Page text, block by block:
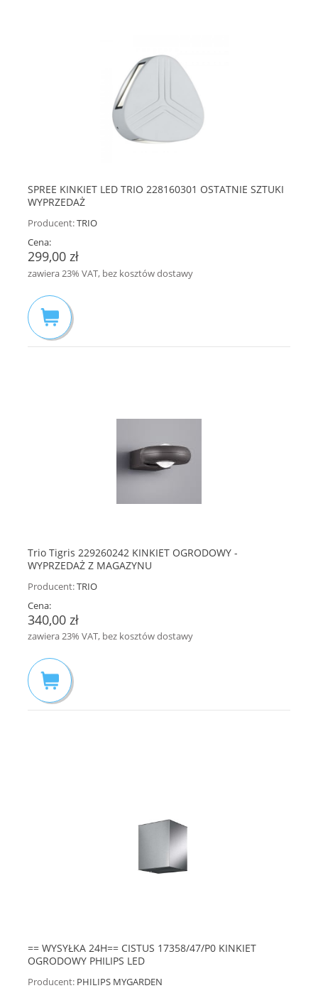
SPREE KINKIET LED TRIO 228160301 OSTATNIE SZTUKI
WYPRZEDAŻ
Producent:TRIO
Cena:
299,00 zł
zawiera 23% VAT, bez kosztów dostawy
Trio Tigris 229260242 KINKIET OGRODOWY -
WYPRZEDAŻ Z MAGAZYNU
Producent:TRIO
Cena:
340,00 zł
zawiera 23% VAT, bez kosztów dostawy
== WYSYŁKA 24H== CISTUS 17358/47/P0 KINKIET
OGRODOWY PHILIPS LED
Producent: PHILIPS MYGARDEN